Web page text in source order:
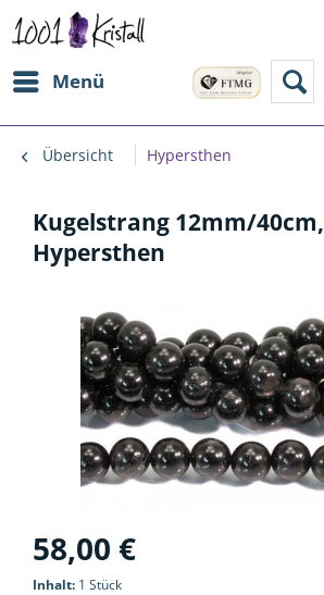
Menü
Übersicht Hypersthen
Kugelstrang 12mm/40cm,
Hypersthen
58,00 €
Inhalt: 1 Stück